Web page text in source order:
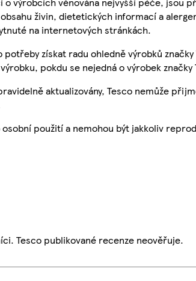
živin, dietetických informací a
na internetových stránkách.
potřeby získat radu ohledně výrobků
pokdu se nejedná o výrobek značky
aktualizovány, Tesco nemůže
použití a nemohou být jakkoliv
Tesco publikované recenze neověřuje.